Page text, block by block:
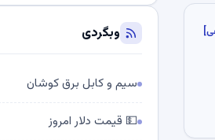
وبگردی
سیم و کابل برق کوشان
💵 قیمت دلار امروز